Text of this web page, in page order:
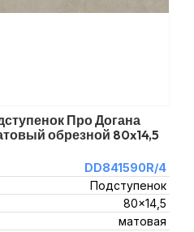
Про Догана
обрезной 80x14,5
DD841590R/4
Подступенок
80x14,5
матовая